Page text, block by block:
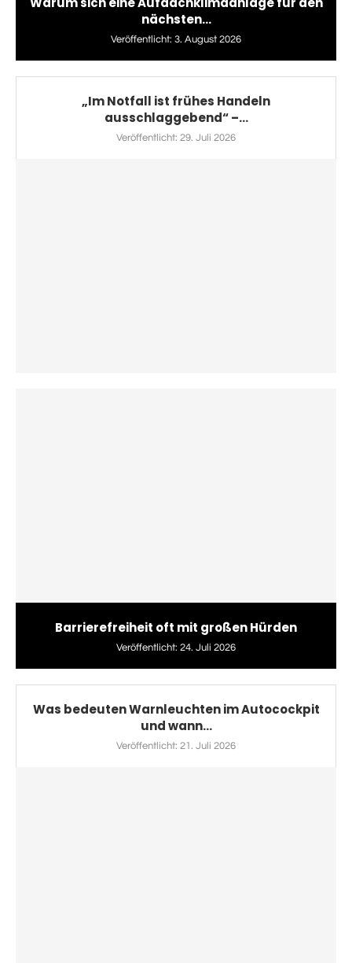
nächsten...
Veröffentlicht: 3. August 2026
„Im Notfall ist frühes Handeln
ausschlaggebend“ –...
Veröffentlicht: 29. Juli 2026
Barrierefreiheit oft mit großen Hürden
Veröffentlicht: 24. Juli 2026
Was bedeuten Warnleuchten im Autocockpit
und wann...
Veröffentlicht: 21. Juli 2026